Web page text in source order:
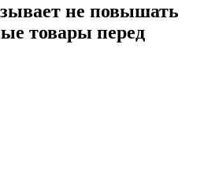
не повышать
товары перед